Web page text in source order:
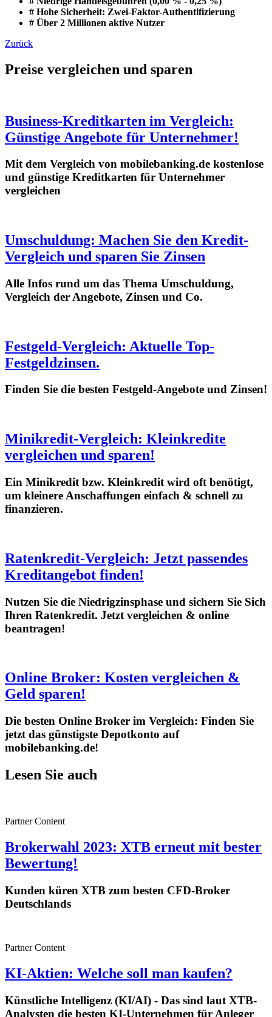
# Hohe Sicherheit: Zwei-Faktor-Authentifizierung
# Über 2 Millionen aktive Nutzer
Zurück
Preise vergleichen und sparen
Business-Kreditkarten im Vergleich:
Günstige Angebote für Unternehmer!
Mit dem Vergleich von mobilebanking.de kostenlose
und günstige Kreditkarten für Unternehmer
vergleichen
Umschuldung: Machen Sie den Kredit-
Vergleich und sparen Sie Zinsen
Alle Infos rund um das Thema Umschuldung,
Vergleich der Angebote, Zinsen und Co.
Festgeld-Vergleich: Aktuelle Top-
Festgeldzinsen.
Finden Sie die besten Festgeld-Angebote und Zinsen!
Minikredit-Vergleich: Kleinkredite
vergleichen und sparen!
Ein Minikredit bzw. Kleinkredit wird oft benötigt,
um kleinere Anschaffungen einfach & schnell zu
finanzieren.
Ratenkredit-Vergleich: Jetzt passendes
Kreditangebot finden!
Nutzen Sie die Niedrigzinsphase und sichern Sie Sich
Ihren Ratenkredit. Jetzt vergleichen & online
beantragen!
Online Broker: Kosten vergleichen &
Geld sparen!
Die besten Online Broker im Vergleich: Finden Sie
jetzt das günstigste Depotkonto auf
mobilebanking.de!
Lesen Sie auch
Partner Content
Brokerwahl 2023: XTB erneut mit bester
Bewertung!
Kunden küren XTB zum besten CFD-Broker
Deutschlands
Partner Content
KI-Aktien: Welche soll man kaufen?
Künstliche Intelligenz (KI/AI) - Das sind laut XTB-
Analysten die besten KI-Unternehmen für Anleger